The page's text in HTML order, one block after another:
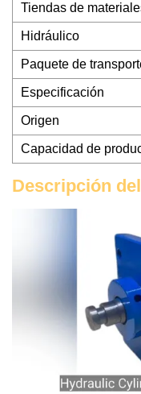
Tiendas de
Hidráulico
Paquete de
Especificación
Origen
Capacidad de
Descripción